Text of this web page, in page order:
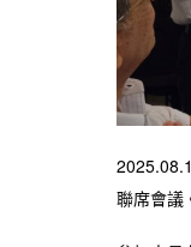
聯席會議